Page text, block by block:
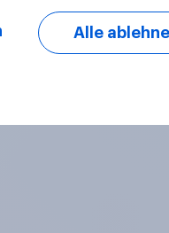
Alle